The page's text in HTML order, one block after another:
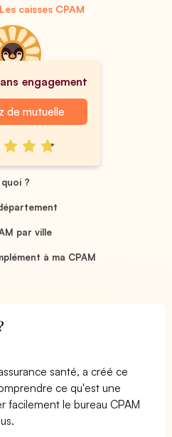
Les caisses CPAM
engagement
de mutuelle
?
par ville
à ma CPAM
santé, a créé ce
ce qu'est une
facilement le bureau CPAM